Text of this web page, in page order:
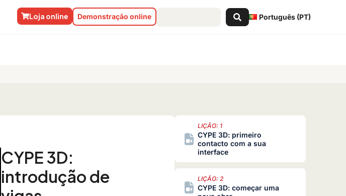
Português (PT)
Search
...
Demonstração online
Loja online
CYPE 3D:
introdução de
LIÇÃO: 1
CYPE 3D: primeiro
contacto com a sua
interface
LIÇÃO: 2
CYPE 3D: começar uma